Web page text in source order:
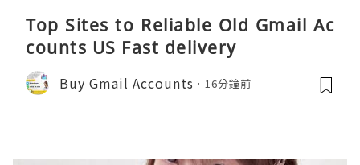
Top Sites to Reliable Old Gmail Ac
counts US Fast delivery
Buy Gmail Accounts 16分鐘前